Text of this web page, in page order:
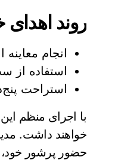
روند
انجام
استفاده از
استراحت
با اجرای منظم
خواهند داشت.
حضور پرشور خود،